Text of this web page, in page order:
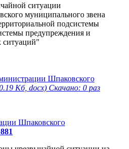
ситуации
муниципального звена
подсистемы
предупреждения и
ситуаций"
Шпаковского
Кб, docx) Скачано: 0 раз
Шпаковского